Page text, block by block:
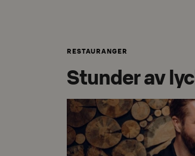
RESTAURANGER
Stunder av